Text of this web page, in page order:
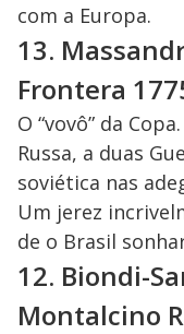
com a Europa.
13.
Frontera
O “vovô” da
Russa, a duas
soviética nas
Um jerez
de o Brasil
12. Biondi-
Montalcino